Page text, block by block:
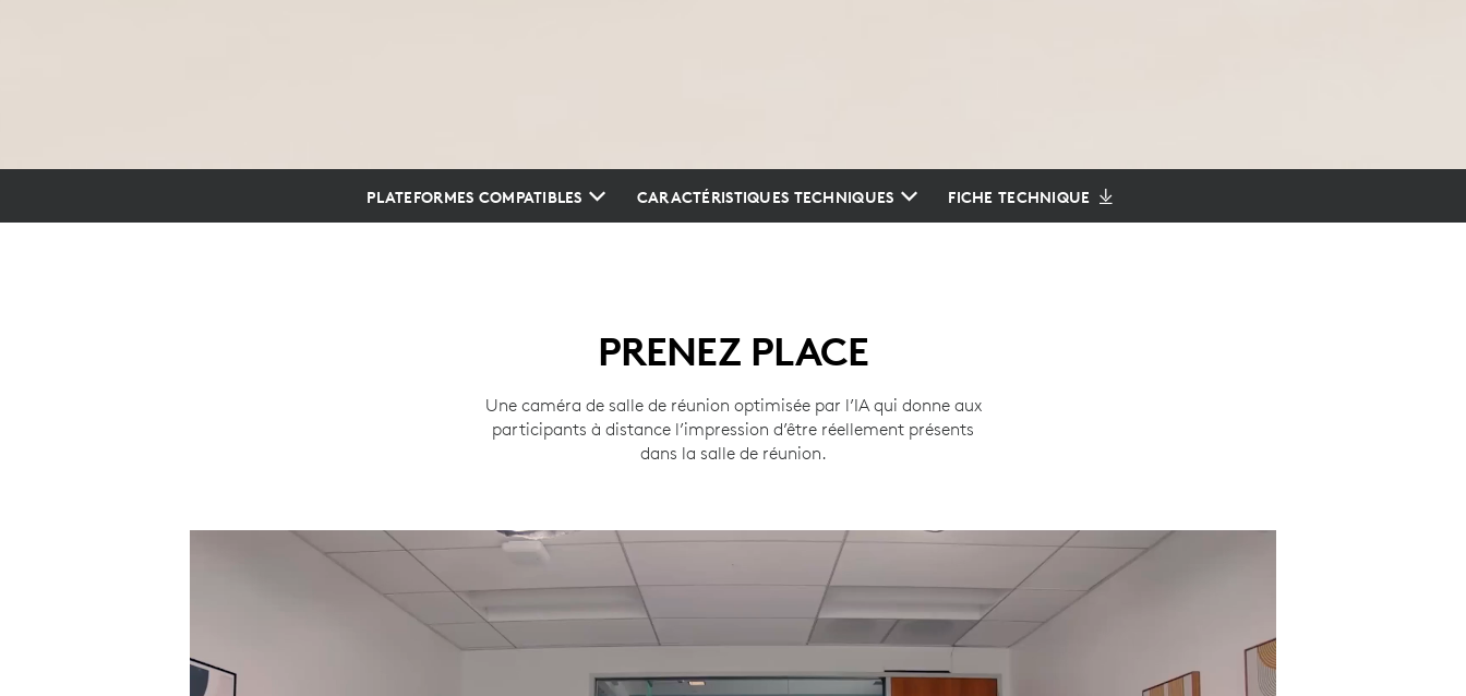
PLATEFORMES COMPATIBLES CARACTÉRISTIQUES TECHNIQUES FICHE TECHNIQUE
PRENEZ PLACE
Une caméra de salle de réunion optimisée par l’IA qui donne aux
participants à distance l’impression d’être réellement présents
dans la salle de réunion.